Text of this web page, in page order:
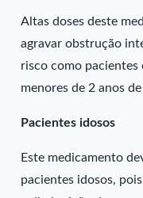
Altas doses deste
agravar obstrução
risco como
menores de 2 anos
Pacientes idosos
Este medicamento
pacientes idosos,